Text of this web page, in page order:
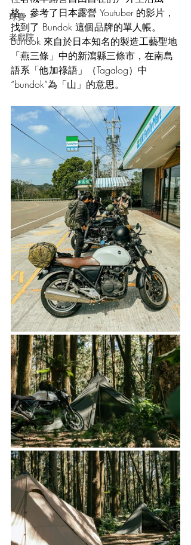
球賽
老戲院
格，參考了日本露營 Youtuber 的影片，
找到了 Bundok 這個品牌的單人帳。
Bundok 來自於日本知名的製造工藝聖地
「燕三條」中的新瀉縣三條市，在南島
語系「他加祿語」（Tagalog）中
“bundok”為「山」的意思。